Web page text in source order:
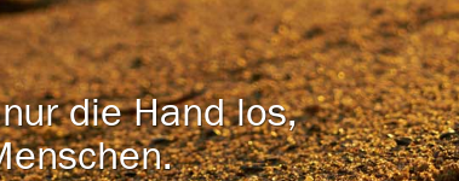
die Hand los,